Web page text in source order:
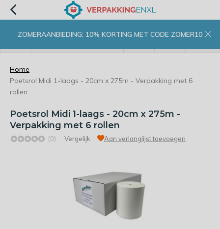
ZOMERAANBIEDING: 10% KORTING MET CODE ZOMER10
Home
Poetsrol Midi 1-laags - 20cm x 275m - Verpakking met 6
rollen
Poetsrol Midi 1-laags - 20cm x 275m -
Verpakking met 6 rollen
(0) Vergelijk Aan verlanglijst toevoegen